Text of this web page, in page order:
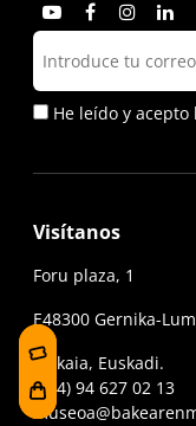
He leído y acepto
Visítanos
Foru plaza, 1
E48300 Gernika-
Bizkaia, Euskadi.
(+34) 94 627 02 13